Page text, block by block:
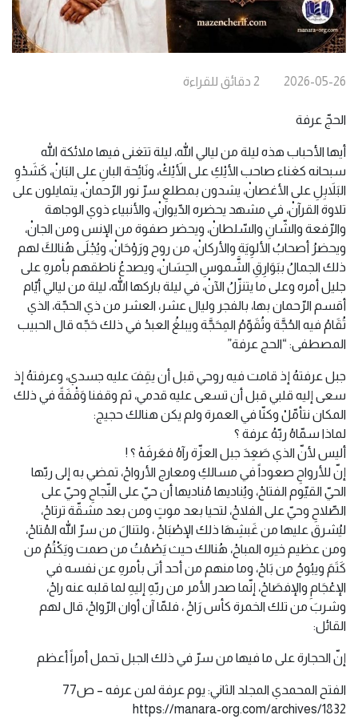
2026-05-26
2 دقائق للقراءة
الحجّ عرفة
أيها الأحباب هذه ليلة من ليالي الله، ليلة تتغنى فيها ملائكة الله
سبحانه كغناء صاحب الأيْكِ على الأَيْكْ، ونَائِحة البانِ على البَانْ، كَشَدْوِ
البَلاَبِلِ على الأغصانْ، يشدون بمطلعِ سرّ نور الرّحمانْ، يتمايلون على
تلاوة القرآنْ، في مشهد يحضره الدّيوانْ، والأنبياء ذوي الوجاهة
والرّفعة والشّانِ والسّلطانْ، ويحضر صفوة من الإنس ومن الجانْ،
ويحضرُ أصحابُ الألوِيَة والأركانْ، من روح ورَوْحَانْ، ويُجْلَى هُنالكَ لهم
ذلك الجمالُ ببَوَارِقِ الشَّموسِ الحِسَانْ، ويصدعُ ناطقهم بأمرهِ على
جليل أمره وعلى ما يتنزّلُ الآنْ، في ليلة باركها الله، ليلة من ليالي أيّام
أقسم الرّحمان بها، بالفجر وليال عشر، العشر من ذي الحجّة، الذي
تُقَامُ فيه الحُجَّة وتُقَوّمُ المِحَجَّة ويبلغُ العبدُ في ذلك حَجّه قال الحبيب
المصطفى: “الحج عرفة”
جبل عرفتهُ إذ قامت فيه روحي قبل أن يقِفَ عليه جسدي، وعرفتهُ إذ
سعى إليه قلبي قبل أن تسعى عليه قدمي، ثم وقفنا وَقْفَةً في ذلك
المكان نتأمّلْ وكنّا في العمرة ولم يكن هنالك حجيج:
لماذا سمّاهُ ربّهُ عرفة ؟
أليس لأنّ الذي صَعِدَ جبل العزّة رآهُ فعَرفَهْ ؟ !
إنّ للأرواحِ صعوداً في مسالكِ ومعارج الأرواحْ، تمضي به إلى ربّها
الحيّ القيّوم الفتاحْ، ويُناديها مُناديها أن حيّ على النّجاحِ وحيّ على
الصّلاحِ وحيّ على الفلاحْ، لتحيا بعد موتٍ ومن بعد مشقّة ترتاحْ،
ليُشرق عليها من غَبشِهَا ذلك الإصْبَاحْ ، ولتنالَ من سرّ الله المُتاحْ،
ومن عظيم خيره المباحْ، هُنالك حيث يَصْمُتُ من صمت ويَكْتُمُ من
كَتَمَ ويبُوحُ من بَاحْ، وما منهم من أحد أتى بأمرهِ عن نفسه في
الإعْجَامِ والإفصَاحْ، إنّما صدر الأمر من ربّهِ إليهِ لما قلبه عنه راحْ،
وشربَ من تلك الخمرة كأس رَاحْ ، فلمّا آن أوان الرّواحْ، قال لهم
القائل:
إنّ الحجارة على ما فيها من سرّ في ذلك الجبل تحمل أمراً أعظم
الفتح المحمدي المجلد الثاني: يوم عرفة لمن عرفه – ص77
https://manara-org.com/archives/1832